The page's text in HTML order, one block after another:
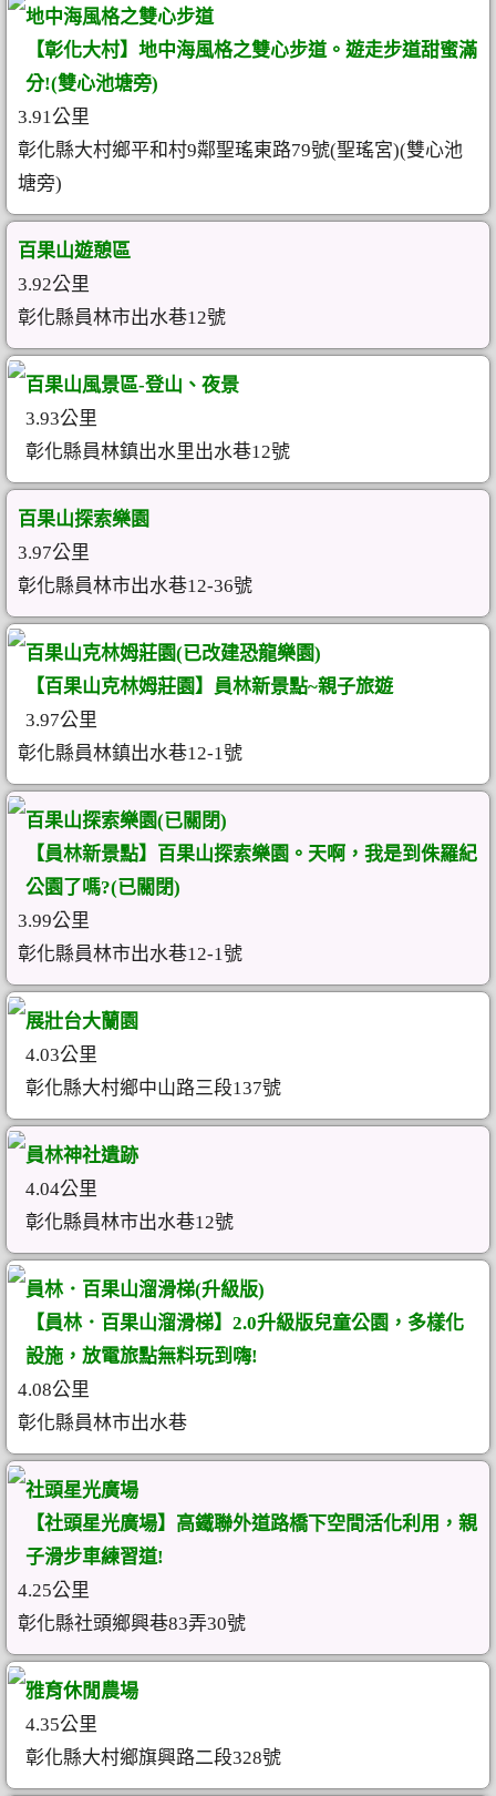
地中海風格之雙心步道
【彰化大村】地中海風格之雙心步道。遊走步道甜蜜滿
分!(雙心池塘旁)
3.91公里
彰化縣大村鄉平和村9鄰聖瑤東路79號(聖瑤宮)(雙心池
塘旁)
百果山遊憩區
3.92公里
彰化縣員林市出水巷12號
百果山風景區-登山、夜景
3.93公里
彰化縣員林鎮出水里出水巷12號
百果山探索樂園
3.97公里
彰化縣員林市出水巷12-36號
百果山克林姆莊園(已改建恐龍樂園)
【百果山克林姆莊園】員林新景點~親子旅遊
3.97公里
彰化縣員林鎮出水巷12-1號
百果山探索樂園(已關閉)
【員林新景點】百果山探索樂園。天啊，我是到侏羅紀
公園了嗎?(已關閉)
3.99公里
彰化縣員林市出水巷12-1號
展壯台大蘭園
4.03公里
彰化縣大村鄉中山路三段137號
員林神社遺跡
4.04公里
彰化縣員林市出水巷12號
員林．百果山溜滑梯(升級版)
【員林．百果山溜滑梯】2.0升級版兒童公園，多樣化
設施，放電旅點無料玩到嗨!
4.08公里
彰化縣員林市出水巷
社頭星光廣場
【社頭星光廣場】高鐵聯外道路橋下空間活化利用，親
子滑步車練習道!
4.25公里
彰化縣社頭鄉興巷83弄30號
雅育休閒農場
4.35公里
彰化縣大村鄉旗興路二段328號